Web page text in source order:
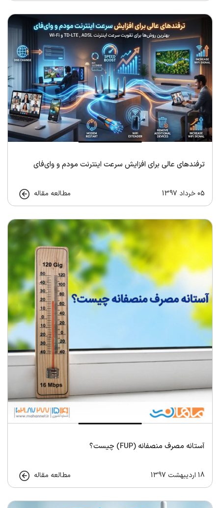
ترفندهای عالی برای افزایش سرعت اینترنت مودم و وای‌فای
05 خرداد 1397 مطالعه مقاله
آستانه مصرف منصفانه (FUP) چیست؟
18 اردیبهشت 1397 مطالعه مقاله